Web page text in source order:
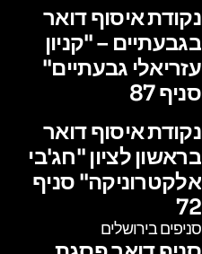
נקודת איסוף דואר
בגבעתיים – "קניון
עזריאלי גבעתיים"
סניף 87
נקודת איסוף דואר
בראשון לציון "חג'בי
אלקטרוניקה" סניף
72
סניפים בירושלים